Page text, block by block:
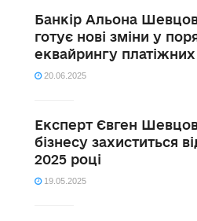
Банкір Альона
готує нові зміни у
еквайрингу платіжних
20.06.2025
Експерт Євген Шевцов
бізнесу захиститься
2025 році
19.05.2025